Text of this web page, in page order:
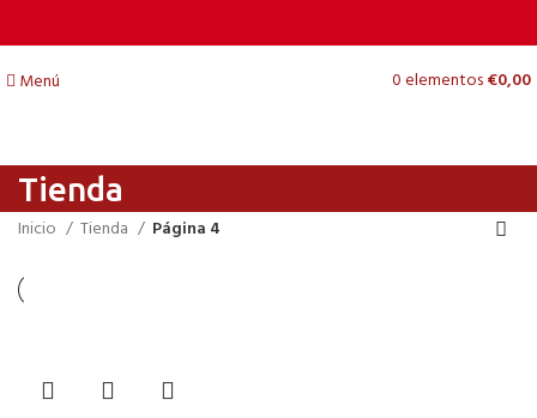
Menú 0elementos€0,00
Tienda
Inicio Tienda Página 4